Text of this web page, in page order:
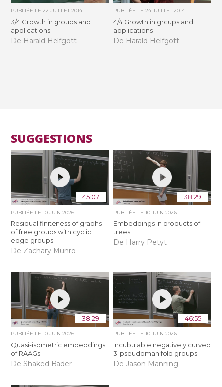
PUBLIÉE LE22 JUILLET 2014
3/4 Growth in groups and
applications
De Harald Helfgott
PUBLIÉE LE 24 JUILLET 2014
4/4 Growth in groups and
applications
De Harald Helfgott
SUGGESTIONS
45:07
PUBLIÉE LE10 JUIN 2026
Residual finiteness of graphs
of free groups with cyclic
edge groups
De Zachary Munro
38:29
PUBLIÉE LE 10 JUIN 2026
Embeddings in products of
trees
De Harry Petyt
38:29
PUBLIÉE LE10 JUIN 2026
Quasi-isometric embeddings
of RAAGs
De Shaked Bader
46:55
PUBLIÉE LE 10 JUIN 2026
Incubulable negatively curved
3-pseudomanifold groups
De Jason Manning